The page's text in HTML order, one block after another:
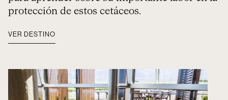
protección de estos cetáceos.
VER DESTINO